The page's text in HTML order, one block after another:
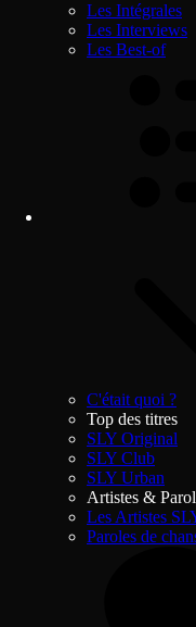
Les Intégrales
Les Interviews
Les Best-of
C'était quoi ?
Top des titres
SLY Original
SLY Club
SLY Urban
Artistes &
Les Artistes
Paroles de